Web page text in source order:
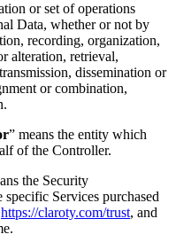
or set of operations
Data, whether or not by
recording, organization,
alteration, retrieval,
dissemination or
or combination,
” means the entity which
of the Controller.
the Security
Services purchased
https://claroty.com/trust, and